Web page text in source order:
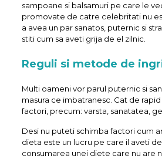
sampoane si balsamuri pe care le
promovate de catre celebritati nu
a avea un par sanatos, puternic si
stiti cum sa aveti grija de el zilnic.
Reguli si metode de
Multi oameni vor parul puternic si
masura ce imbatranesc. Cat de
factori, precum: varsta, sanatatea,
Desi nu puteti schimba factori cum
dieta este un lucru pe care il aveti
consumarea unei diete care nu are